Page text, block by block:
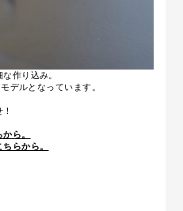
作り込み。
デルとなっています。
ら。
らから。